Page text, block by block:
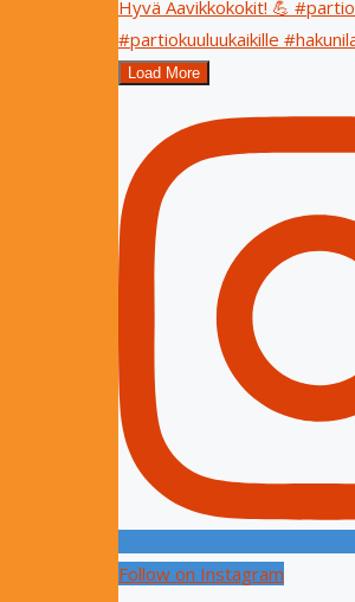
Load More
Follow on Instagram